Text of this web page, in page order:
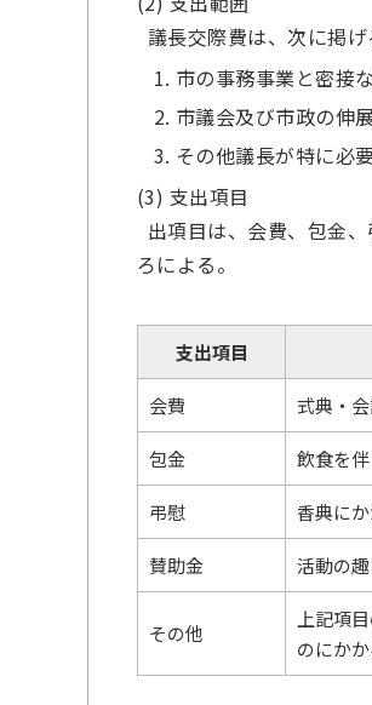
議長交際費は、次に掲
市の事務事業と密接
市議会及び市政の伸
その他議長が特に必
(3) 支出項目
出項目は、会費、包金
ろによる。
支出項目
会費 式典・
包金 飲食を
弔慰 香典に
賛助金 活動の
その他
上記項
のにか